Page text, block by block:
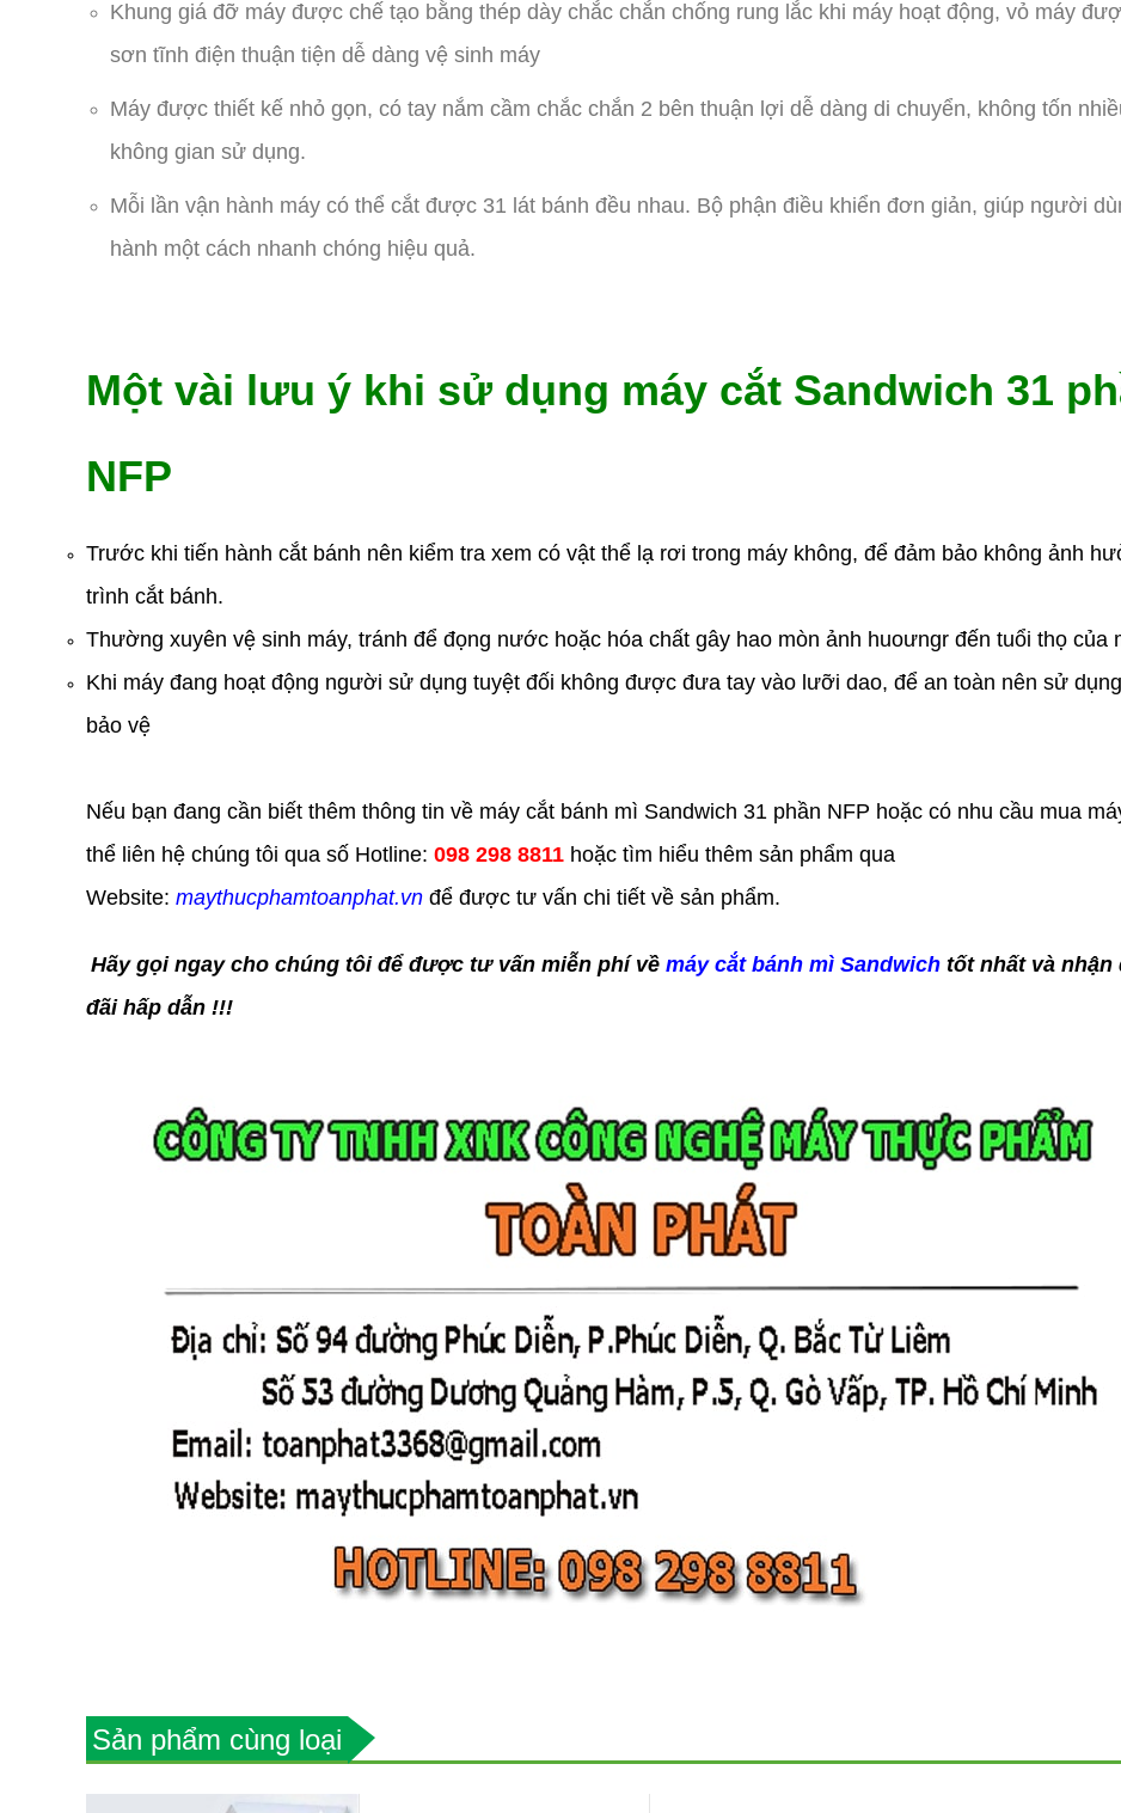
Khung giá đỡ máy được chế tạo bằng thép dày chắc chắn chống rung lắc khi máy hoạt động, vỏ máy
sơn tĩnh điện thuận tiện dễ dàng vệ sinh máy
Máy được thiết kế nhỏ gọn, có tay nắm cầm chắc chắn 2 bên thuận lợi dễ dàng di chuyển, không tốn
không gian sử dụng.
Mỗi lần vận hành máy có thể cắt được 31 lát bánh đều nhau. Bộ phận điều khiển đơn giản, giúp người
hành một cách nhanh chóng hiệu quả.
Một vài lưu ý khi sử dụng máy cắt Sandwich 31
NFP
Trước khi tiến hành cắt bánh nên kiểm tra xem có vật thể lạ rơi trong máy không, để đảm bảo không ảnh
trình cắt bánh.
Thường xuyên vệ sinh máy, tránh để đọng nước hoặc hóa chất gây hao mòn ảnh huoưngr đến tuổi thọ của
Khi máy đang hoạt động người sử dụng tuyệt đối không được đưa tay vào lưỡi dao, để an toàn nên sử
bảo vệ
Nếu bạn đang cần biết thêm thông tin về máy cắt bánh mì Sandwich 31 phần NFP hoặc có nhu cầu mua
thể liên hệ chúng tôi qua số Hotline: 098 298 8811 hoặc tìm hiểu thêm sản phẩm qua
Website: maythucphamtoanphat.vn để được tư vấn chi tiết về sản phẩm.
Hãy gọi ngay cho chúng tôi để được tư vấn miễn phí về máy cắt bánh mì Sandwich tốt nhất và
đãi hấp dẫn !!!
Sản phẩm cùng loại